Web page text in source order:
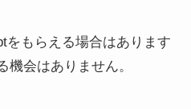
をもらえる場合はあります
機会はありません。